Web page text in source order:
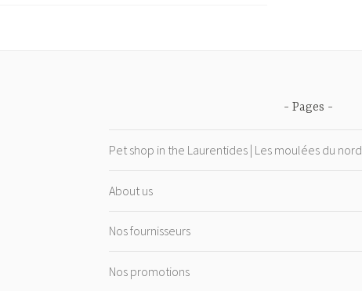
Pages
Pet shop in the Laurentides | Les moulées du nord
About us
Nos fournisseurs
Nos promotions